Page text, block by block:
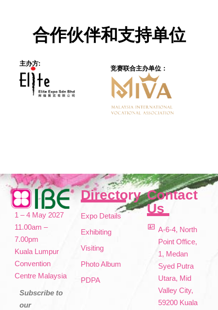
合作伙伴和支持单位
主办方:
竞赛联合主办单位：
1 – 4 May 2027
11.00am –
7.00pm
Kuala Lumpur
Convention
Centre Malaysia
Subscribe to
our
Directory
Expo Details
Exhibiting
Visiting
Photo Album
PDPA
Contact
Us
A-6-4, North
Point Office,
1, Medan
Syed Putra
Utara, Mid
Valley City,
59200 Kuala